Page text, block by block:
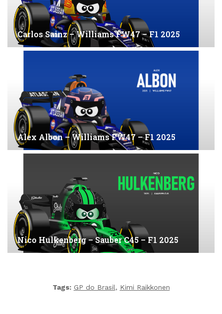
Carlos Sainz – Williams FW47 – F1 2025
Alex Albon – Williams FW47 – F1 2025
Nico Hulkenberg – Sauber C45 – F1 2025
Tags: GP do Brasil, Kimi Raikkonen